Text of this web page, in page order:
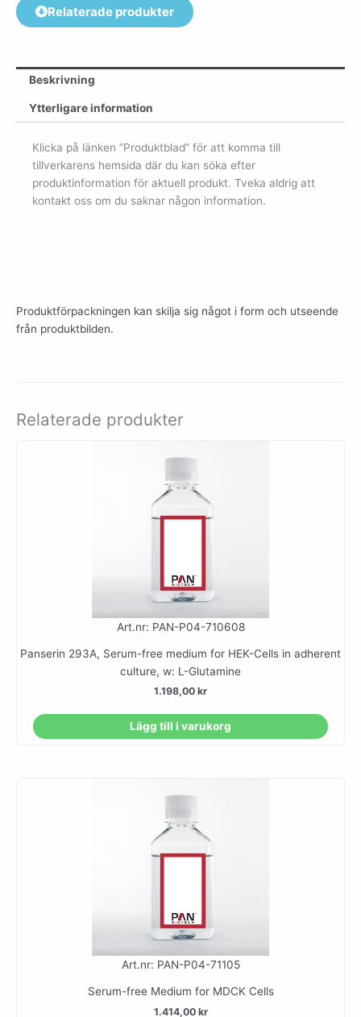
Relaterade produkter
Beskrivning
Ytterligare information
Klicka på länken ”Produktblad” för att komma till
tillverkarens hemsida där du kan söka efter
produktinformation för aktuell produkt. Tveka aldrig att
kontakt oss om du saknar någon information.
Produktförpackningen kan skilja sig något i form och utseende
från produktbilden.
Relaterade produkter
Art.nr: PAN-P04-710608
Panserin 293A, Serum-free medium for HEK-Cells in adherent
culture, w: L-Glutamine
1.198,00 kr
Lägg till i varukorg
Art.nr: PAN-P04-71105
Serum-free Medium for MDCK Cells
1.414,00 kr